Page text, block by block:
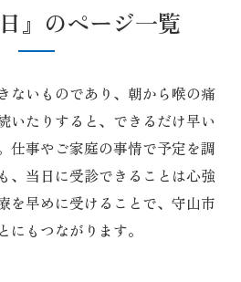
』のページ一覧
ないものであり、朝から喉の痛
いたりすると、できるだけ早い
仕事やご家庭の事情で予定を調
、当日に受診できることは心強
を早めに受けることで、守山市
もつながります。